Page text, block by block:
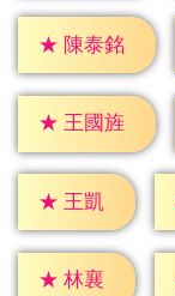
★ 陳泰銘
★ 王國旌
★ 王凱
★ 林襄